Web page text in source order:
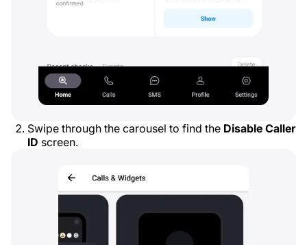
Swipe through the carousel to find the Disable Caller
ID screen.